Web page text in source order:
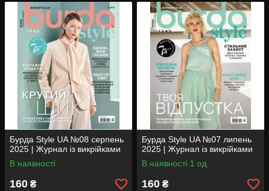
Бурда Style UA №08 серпень
2025 | Журнал із викрійками
В наявності
160 ₴
Бурда Style UA №07 липень
2025 | Журнал із викрійками
В наявності 1 од.
160 ₴